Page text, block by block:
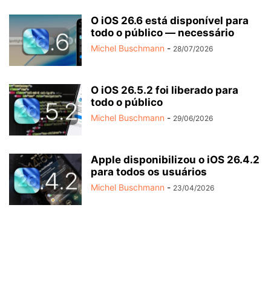
O iOS 26.6 está disponível para
todo o público — necessário
Michel Buschmann - 28/07/2026
O iOS 26.5.2 foi liberado para
todo o público
Michel Buschmann - 29/06/2026
Apple disponibilizou o iOS 26.4.2
para todos os usuários
Michel Buschmann - 23/04/2026